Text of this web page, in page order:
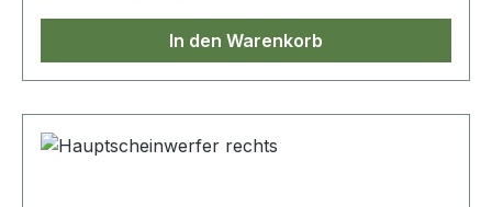
In den Warenkorb